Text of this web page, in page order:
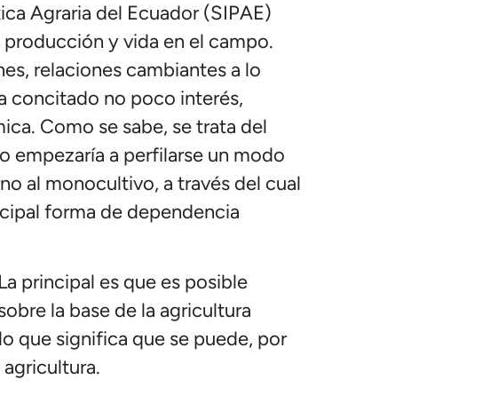
Agraria del Ecuador (SIPAE)
y vida en el campo.
relaciones cambiantes a lo
concitado no poco interés,
Como se sabe, se trata del
empezaría a perfilarse un modo
al monocultivo, a través del cual
forma de dependencia
principal es que es posible
la base de la agricultura
que significa que se puede, por